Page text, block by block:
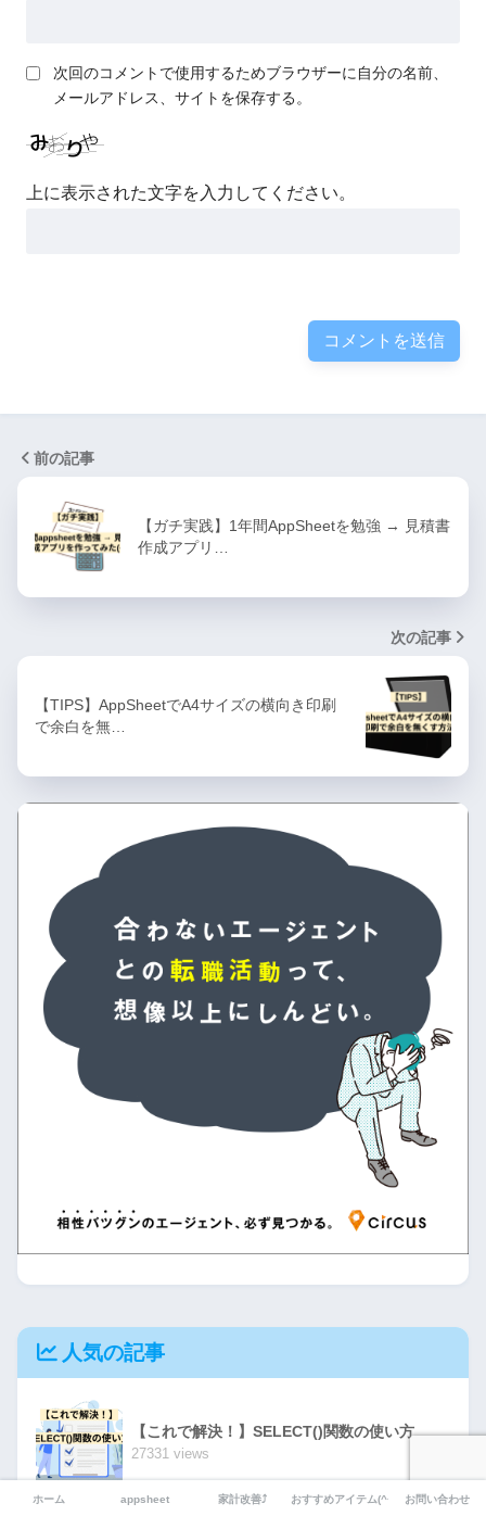
次回のコメントで使用するためブラウザーに自分の名前、
メールアドレス、サイトを保存する。
上に表示された文字を入力してください。
前の記事
【ガチ実践】1年間AppSheetを勉強 → 見積書
作成アプリ…
次の記事
【TIPS】AppSheetでA4サイズの横向き印刷
で余白を無…
人気の記事
【これで解決！】SELECT()関数の使い方
27331 views
ホーム appsheet 家計改善⤴ おすすめアイテム(^^) お問い合わせ